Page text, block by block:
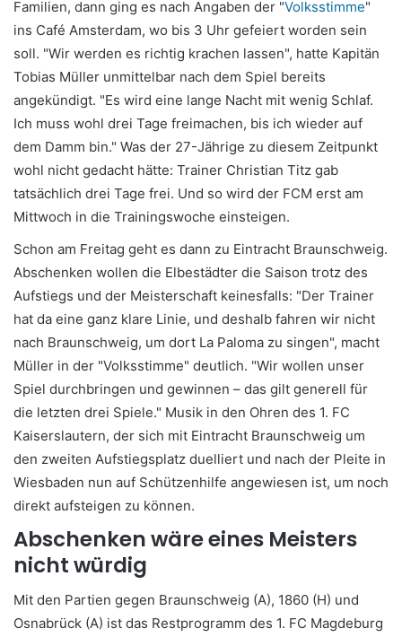
Familien, dann ging es nach Angaben der "Volksstimme"
ins Café Amsterdam, wo bis 3 Uhr gefeiert worden sein
soll. "Wir werden es richtig krachen lassen", hatte Kapitän
Tobias Müller unmittelbar nach dem Spiel bereits
angekündigt. "Es wird eine lange Nacht mit wenig Schlaf.
Ich muss wohl drei Tage freimachen, bis ich wieder auf
dem Damm bin." Was der 27-Jährige zu diesem Zeitpunkt
wohl nicht gedacht hätte: Trainer Christian Titz gab
tatsächlich drei Tage frei. Und so wird der FCM erst am
Mittwoch in die Trainingswoche einsteigen.
Schon am Freitag geht es dann zu Eintracht Braunschweig.
Abschenken wollen die Elbestädter die Saison trotz des
Aufstiegs und der Meisterschaft keinesfalls: "Der Trainer
hat da eine ganz klare Linie, und deshalb fahren wir nicht
nach Braunschweig, um dort La Paloma zu singen", macht
Müller in der "Volksstimme" deutlich. "Wir wollen unser
Spiel durchbringen und gewinnen – das gilt generell für
die letzten drei Spiele." Musik in den Ohren des 1. FC
Kaiserslautern, der sich mit Eintracht Braunschweig um
den zweiten Aufstiegsplatz duelliert und nach der Pleite in
Wiesbaden nun auf Schützenhilfe angewiesen ist, um noch
direkt aufsteigen zu können.
Abschenken wäre eines Meisters
nicht würdig
Mit den Partien gegen Braunschweig (A), 1860 (H) und
Osnabrück (A) ist das Restprogramm des 1. FC Magdeburg